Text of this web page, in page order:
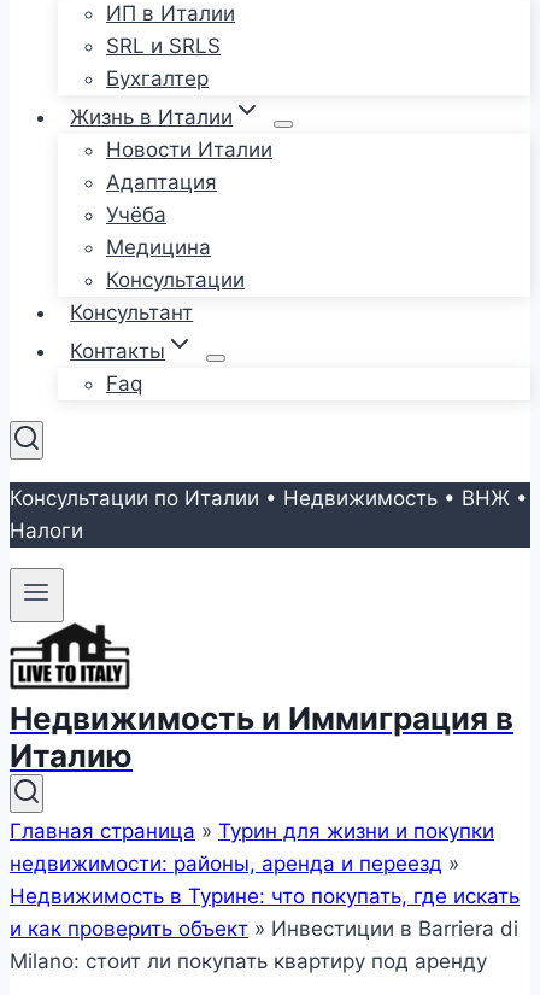
ИП в Италии
SRL и SRLS
Бухгалтер
Жизнь в Италии
Новости Италии
Адаптация
Учёба
Медицина
Консультации
Консультант
Контакты
Faq
Консультации по Италии • Недвижимость • ВНЖ •
Налоги
Недвижимость и Иммиграция в
Италию
Главная страница » Турин для жизни и покупки
недвижимости: районы, аренда и переезд »
Недвижимость в Турине: что покупать, где искать
и как проверить объект » Инвестиции в Barriera di
Milano: стоит ли покупать квартиру под аренду